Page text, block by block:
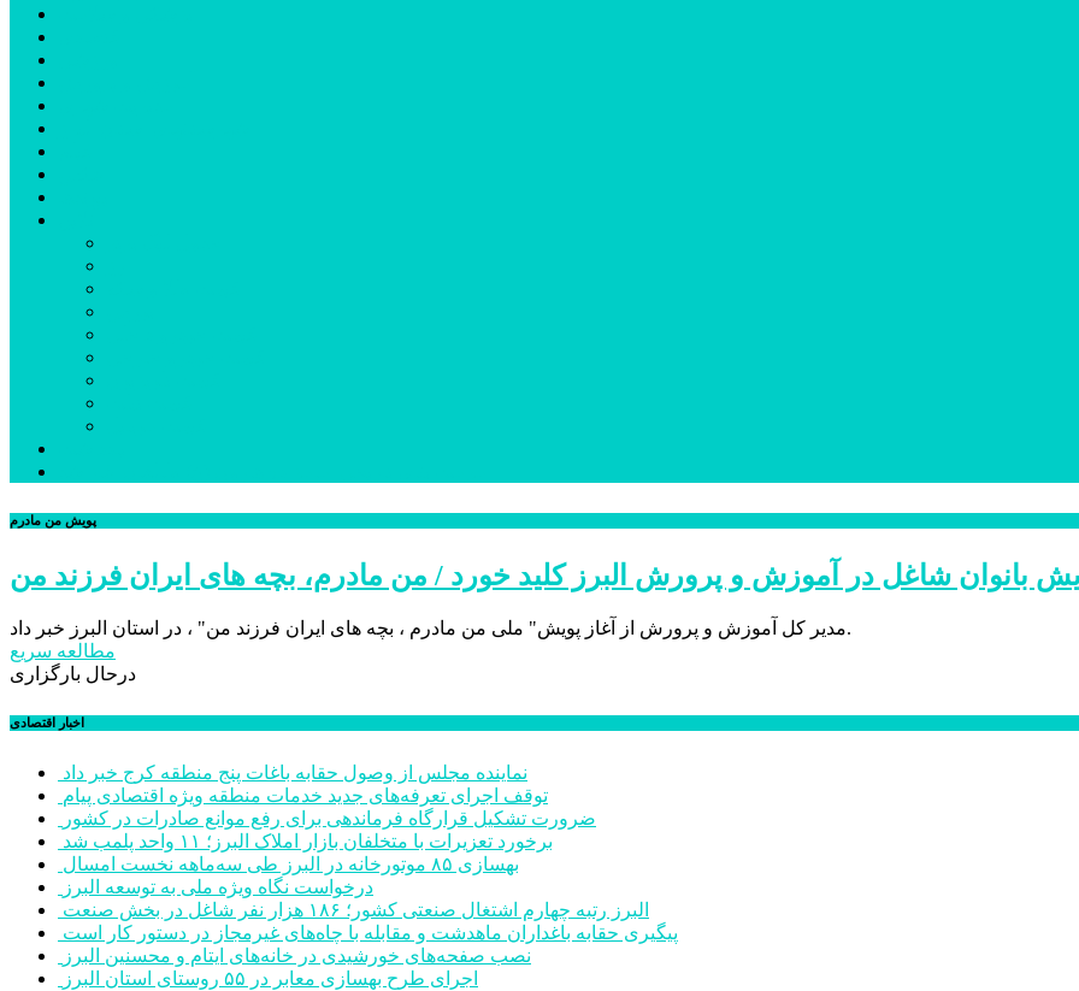
پویش من مادرم
بانوان شاغل در آموزش و پرورش البرز کلید خورد / من مادرم، بچه های ایران فرزند من
مدیر کل آموزش و پرورش از آغاز پویش" ملی من مادرم ، بچه های ایران فرزند من" ، در استان البرز خبر داد.
مطالعه سریع
درحال بارگزاری
اخبار اقتصادی
نماینده مجلس از وصول حقابه باغات پنج منطقه کرج خبر داد
توقف اجرای تعرفه‌های جدید خدمات منطقه ویژه اقتصادی پیام
ضرورت تشکیل قرارگاه فرماندهی برای رفع موانع صادرات در کشور
برخورد تعزیرات با متخلفان بازار املاک البرز؛ ۱۱ واحد پلمب شد
بهسازی ۸۵ موتورخانه در البرز طی سه‌ماهه نخست امسال
درخواست نگاه ویژه ملی به توسعه البرز
البرز رتبه چهارم اشتغال صنعتی کشور؛ ۱۸۶ هزار نفر شاغل در بخش صنعت
پیگیری حقابه باغداران ماهدشت و مقابله با چاه‌های غیرمجاز در دستور کار است
نصب صفحه‌های خورشیدی در خانه‌های ایتام و محسنین البرز
اجرای طرح بهسازی معابر در ۵۵ روستای استان البرز